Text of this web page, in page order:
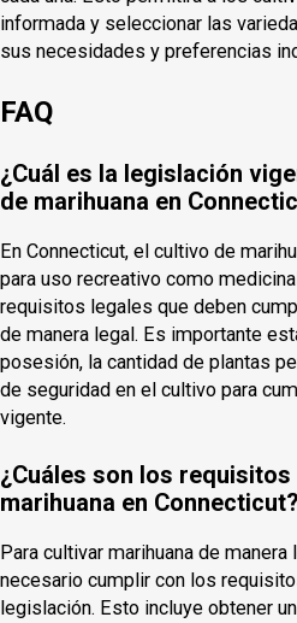
informada y seleccionar las
sus necesidades y preferencias
FAQ
¿Cuál es la legislación
de marihuana en
En Connecticut, el cultivo de
para uso recreativo como
requisitos legales que deben
de manera legal. Es importante
posesión, la cantidad de plantas
de seguridad en el cultivo para
vigente.
¿Cuáles son los
marihuana en Connecticut?
Para cultivar marihuana de
necesario cumplir con los
legislación. Esto incluye obtener